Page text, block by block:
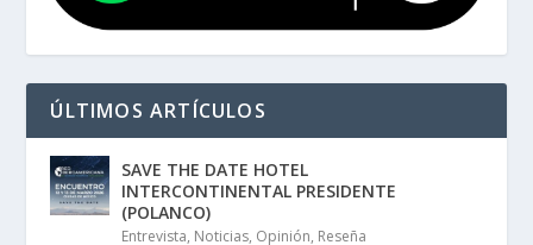
ÚLTIMOS ARTÍCULOS
SAVE THE DATE HOTEL
INTERCONTINENTAL PRESIDENTE
(POLANCO)
Entrevista, Noticias, Opinión, Reseña